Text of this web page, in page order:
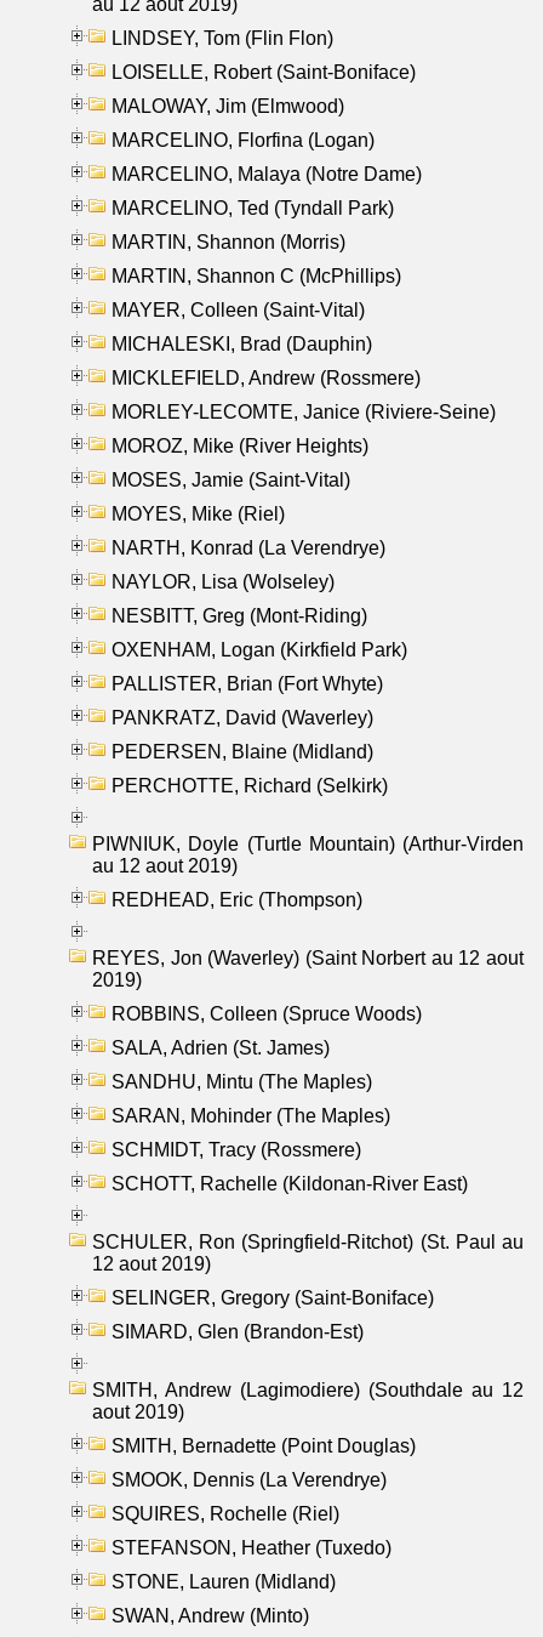
LINDSEY, Tom (Flin Flon)
LOISELLE, Robert (Saint-Boniface)
MALOWAY, Jim (Elmwood)
MARCELINO, Florfina (Logan)
MARCELINO, Malaya (Notre Dame)
MARCELINO, Ted (Tyndall Park)
MARTIN, Shannon (Morris)
MARTIN, Shannon C (McPhillips)
MAYER, Colleen (Saint-Vital)
MICHALESKI, Brad (Dauphin)
MICKLEFIELD, Andrew (Rossmere)
MORLEY-LECOMTE, Janice (Riviere-Seine)
MOROZ, Mike (River Heights)
MOSES, Jamie (Saint-Vital)
MOYES, Mike (Riel)
NARTH, Konrad (La Verendrye)
NAYLOR, Lisa (Wolseley)
NESBITT, Greg (Mont-Riding)
OXENHAM, Logan (Kirkfield Park)
PALLISTER, Brian (Fort Whyte)
PANKRATZ, David (Waverley)
PEDERSEN, Blaine (Midland)
PERCHOTTE, Richard (Selkirk)
PIWNIUK, Doyle (Turtle Mountain) (Arthur-Virden
au 12 aout 2019)
REDHEAD, Eric (Thompson)
REYES, Jon (Waverley) (Saint Norbert au 12 aout
2019)
ROBBINS, Colleen (Spruce Woods)
SALA, Adrien (St. James)
SANDHU, Mintu (The Maples)
SARAN, Mohinder (The Maples)
SCHMIDT, Tracy (Rossmere)
SCHOTT, Rachelle (Kildonan-River East)
SCHULER, Ron (Springfield-Ritchot) (St. Paul au
12 aout 2019)
SELINGER, Gregory (Saint-Boniface)
SIMARD, Glen (Brandon-Est)
SMITH, Andrew (Lagimodiere) (Southdale au 12
aout 2019)
SMITH, Bernadette (Point Douglas)
SMOOK, Dennis (La Verendrye)
SQUIRES, Rochelle (Riel)
STEFANSON, Heather (Tuxedo)
STONE, Lauren (Midland)
SWAN, Andrew (Minto)